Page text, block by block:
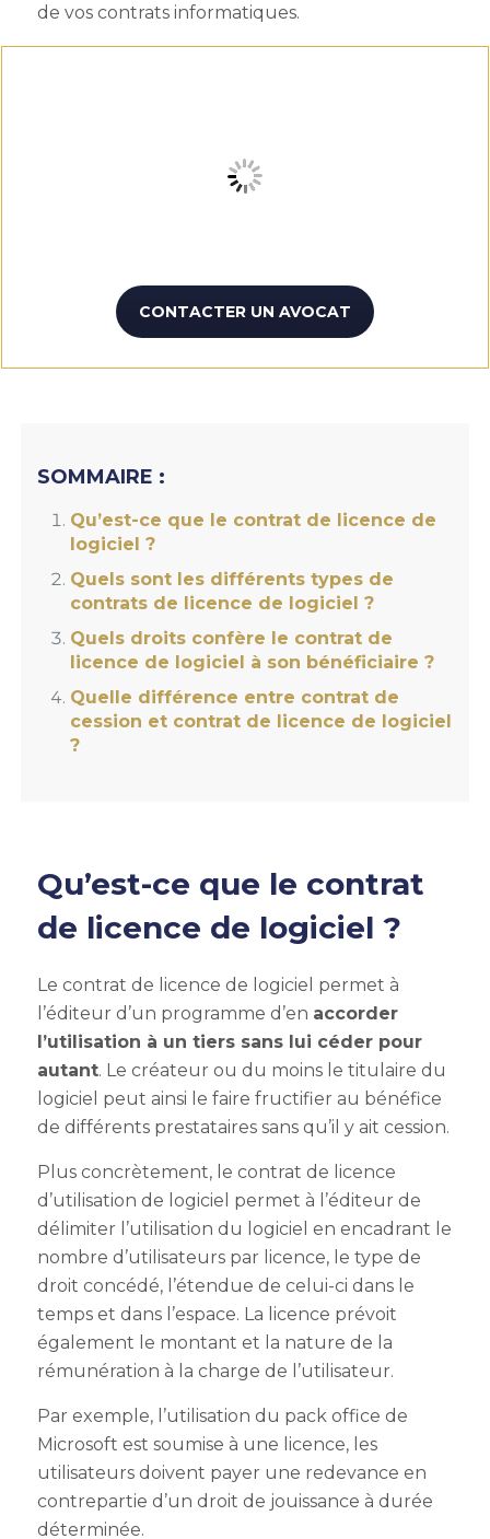
de vos contrats informatiques.
CONTACTER UN AVOCAT
SOMMAIRE :
Qu’est-ce que le contrat de licence de
logiciel ?
Quels sont les différents types de
contrats de licence de logiciel ?
Quels droits confère le contrat de
licence de logiciel à son bénéficiaire ?
Quelle différence entre contrat de
cession et contrat de licence de logiciel
?
Qu’est-ce que le contrat
de licence de logiciel ?
Le contrat de licence de logiciel permet à
l’éditeur d’un programme d’en accorder
l’utilisation à un tiers sans lui céder pour
autant. Le créateur ou du moins le titulaire du
logiciel peut ainsi le faire fructifier au bénéfice
de différents prestataires sans qu’il y ait cession.
Plus concrètement, le contrat de licence
d’utilisation de logiciel permet à l’éditeur de
délimiter l’utilisation du logiciel en encadrant le
nombre d’utilisateurs par licence, le type de
droit concédé, l’étendue de celui-ci dans le
temps et dans l’espace. La licence prévoit
également le montant et la nature de la
rémunération à la charge de l’utilisateur.
Par exemple, l’utilisation du pack office de
Microsoft est soumise à une licence, les
utilisateurs doivent payer une redevance en
contrepartie d’un droit de jouissance à durée
déterminée.